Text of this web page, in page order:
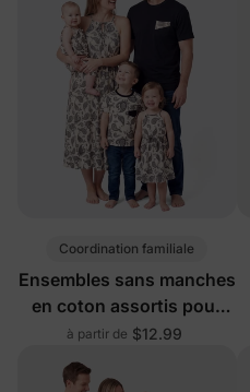
Coordination familiale
Ensembles sans manches
en coton assortis pour
toute la famille, noirs
à partir de $12.99